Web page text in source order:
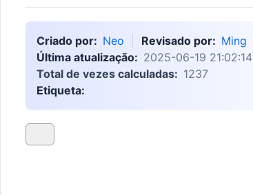
Criado por: Neo Revisado por: Ming
Última atualização: 2025-06-19 21:02:14
Total de vezes calculadas: 1237
Etiqueta: